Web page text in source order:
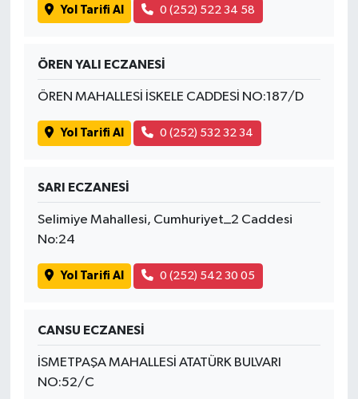
Yol Tarifi Al 0 (252) 522 34 58
ÖREN YALI ECZANESİ
ÖREN MAHALLESİ İSKELE CADDESİ NO:187/D
Yol Tarifi Al 0 (252) 532 32 34
SARI ECZANESİ
Selimiye Mahallesi, Cumhuriyet_2 Caddesi
No:24
Yol Tarifi Al 0 (252) 542 30 05
CANSU ECZANESİ
İSMETPAŞA MAHALLESİ ATATÜRK BULVARI
NO:52/C